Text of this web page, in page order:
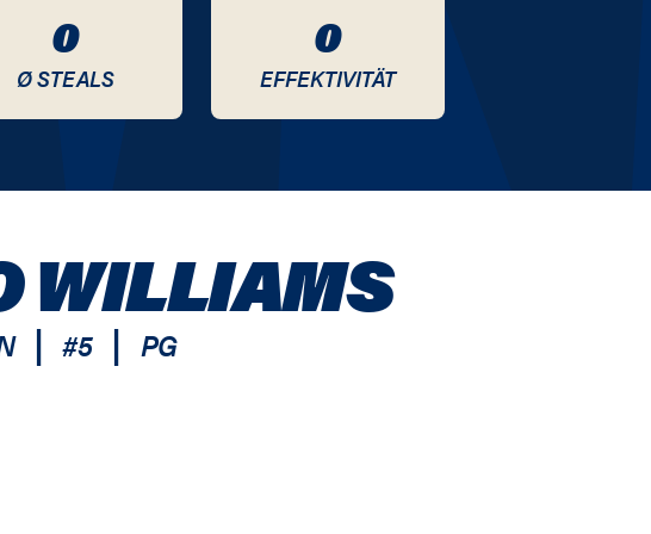
0
Ø STEALS
0
EFFEKTIVITÄT
WILLIAMS
| #5 | PG